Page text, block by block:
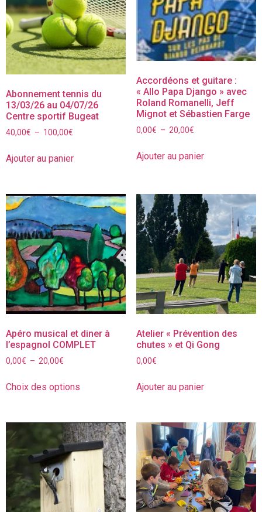
Abonnement tennis du
13/03/26 au 04/07/26
Centre sportif Bugeat
40,00€ – 100,00€
Ajouter au panier
Accordéons et guitare :
« Allo Papa Django » avec
Roland Romanelli, Jeff
Mignot et Sébastien Farge
0,00€ – 20,00€
Ajouter au panier
Apéro musical et diner à
l’espagnol COMPLET
0,00€ – 20,00€
Choix des options
Atelier « Prévention des
chutes » et Qi Gong
0,00€
Ajouter au panier